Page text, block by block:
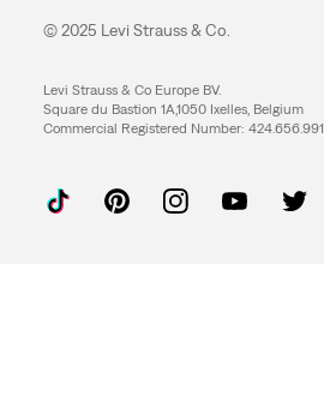
© 2025 Levi Strauss & Co.
Levi Strauss & Co Europe BV.
Square du Bastion 1A,1050 Ixelles, Belgium
Commercial Registered Number: 424.656.991